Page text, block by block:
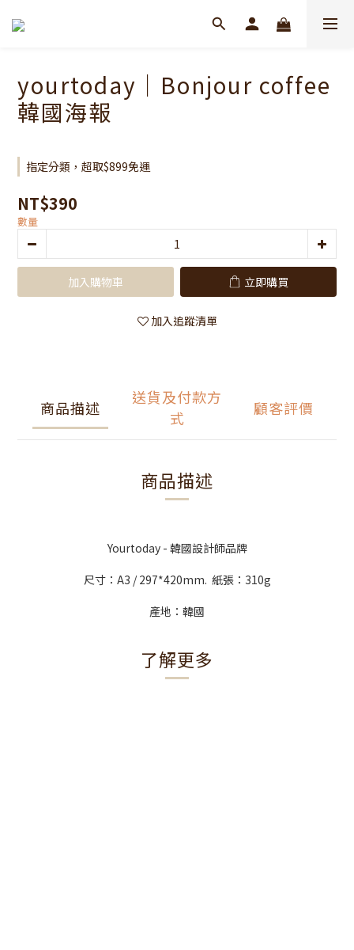
yourtoday｜Bonjour coffee
韓國海報
指定分類，超取$899免運
NT$390
數量
加入購物車 立即購買
加入追蹤清單
商品描述
送貨及付款方
式
顧客評價
商品描述
Yourtoday - 韓國設計師品牌
尺寸：A3 / 297*420mm. 紙張：310g
產地：韓國
了解更多